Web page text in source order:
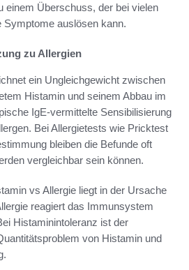
einem Überschuss, der bei vielen
auslösen kann.
zu Allergien
ein Ungleichgewicht zwischen
Histamin und seinem Abbau im
IgE-vermittelte Sensibilisierung
Bei Allergietests wie Pricktest
bleiben die Befunde oft
vergleichbar sein können.
vs Allergie liegt in der Ursache
reagiert das Immunsystem
Histaminintoleranz ist der
von Histamin und